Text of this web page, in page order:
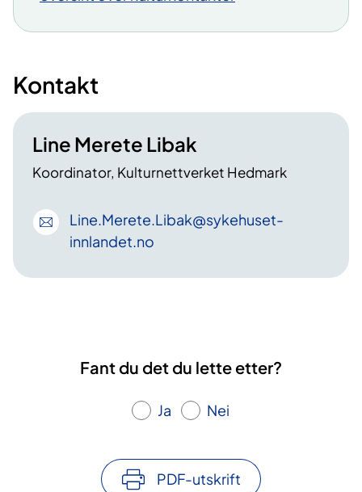
Kontakt
Line Merete Libak
Koordinator, Kulturnettverket Hedmark
Line.Merete.Libak@sykehuset-
innlandet.no
Fant du det du lette etter?
Ja Nei
PDF-utskrift